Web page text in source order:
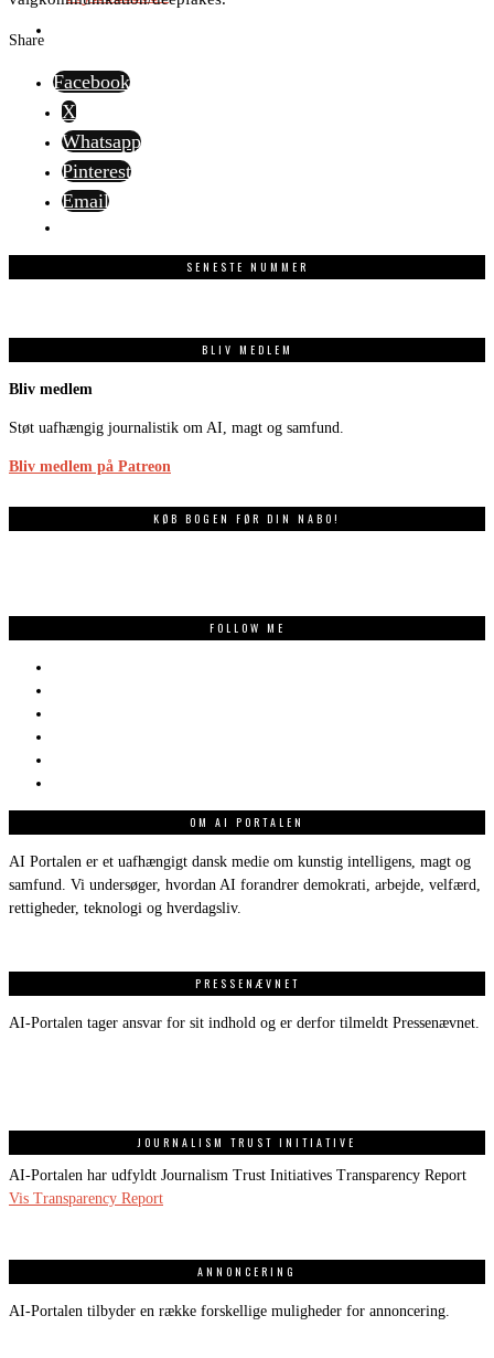
Share
Facebook
X
Whatsapp
Pinterest
Email
SENESTE NUMMER
BLIV MEDLEM
Bliv medlem
Støt uafhængig journalistik om AI, magt og samfund.
Bliv medlem på Patreon
KØB BOGEN FØR DIN NABO!
FOLLOW ME
OM AI PORTALEN
AI Portalen er et uafhængigt dansk medie om kunstig intelligens, magt og
samfund. Vi undersøger, hvordan AI forandrer demokrati, arbejde, velfærd,
rettigheder, teknologi og hverdagsliv.
PRESSENÆVNET
AI-Portalen tager ansvar for sit indhold og er derfor tilmeldt Pressenævnet.
JOURNALISM TRUST INITIATIVE
AI-Portalen har udfyldt Journalism Trust Initiatives Transparency Report
Vis Transparency Report
ANNONCERING
AI-Portalen tilbyder en række forskellige muligheder for annoncering.